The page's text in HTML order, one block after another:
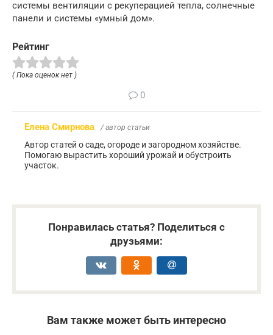
системы вентиляции с рекуперацией тепла, солнечные
панели и системы «умный дом».
Рейтинг
( Пока оценок нет )
0
Елена Смирнова / автор статьи
Автор статей о саде, огороде и загородном хозяйстве.
Помогаю вырастить хороший урожай и обустроить
участок.
Понравилась статья? Поделиться с
друзьями:
Вам также может быть интересно